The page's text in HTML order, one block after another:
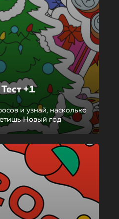
+1
и узнай, насколько
Новый год